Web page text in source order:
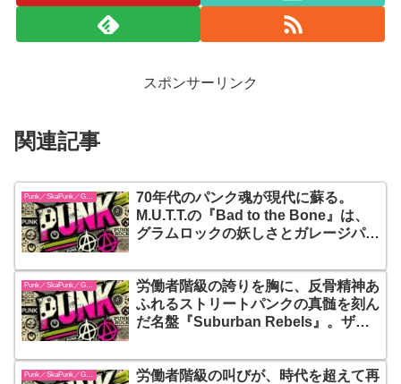
スポンサーリンク
関連記事
70年代のパンク魂が現代に蘇る。
M.U.T.T.の『Bad to the Bone』は、
グラムロックの妖しさとガレージパン
でロックンロールな一枚！
Punk／SkaPunk／Garage
労働者階級の誇りを胸に、反骨精神あ
ふれるストリートパンクの真髄を刻ん
だ名盤『Suburban Rebels』。ザ・
クスピリットの象徴的アルバム
Punk／SkaPunk／Garage
労働者階級の叫びが、時代を超えて再